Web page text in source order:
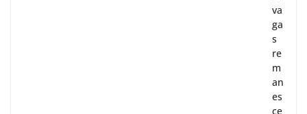
va
ga
s
re
m
an
es
ce